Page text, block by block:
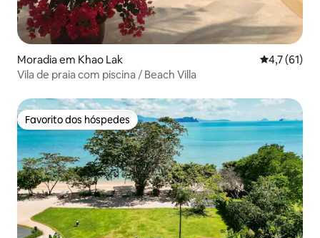
Moradia em Khao Lak
4,7 (61)
Vila de praia com piscina / Beach Villa
Favorito dos hóspedes
Favorito dos hóspedes